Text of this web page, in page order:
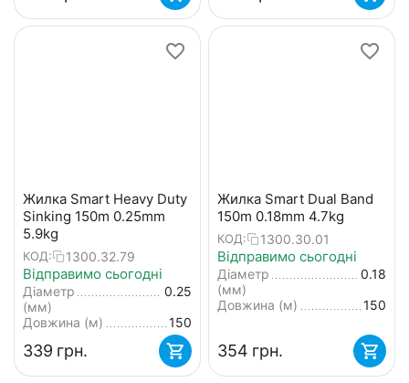
Жилка Smart Heavy Duty
Sinking 150m 0.25mm
5.9kg
КОД: 1300.32.79
Відправимо сьогодні
Діаметр
(мм)
0.25
Довжина (м)
150
‍339‍ грн.
Жилка Smart Dual Band
150m 0.18mm 4.7kg
КОД: 1300.30.01
Відправимо сьогодні
Діаметр
(мм)
0.18
Довжина (м)
150
‍354‍ грн.